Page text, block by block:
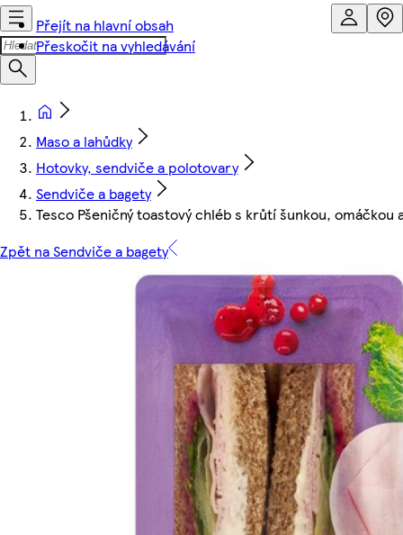
Přejít na hlavní obsah
Přeskočit na vyhledávání
Maso a lahůdky
Hotovky, sendviče a polotovary
Sendviče a bagety
Tesco Pšeničný toastový chléb s krůtí šunkou, omáčkou
Zpět na Sendviče a bagety